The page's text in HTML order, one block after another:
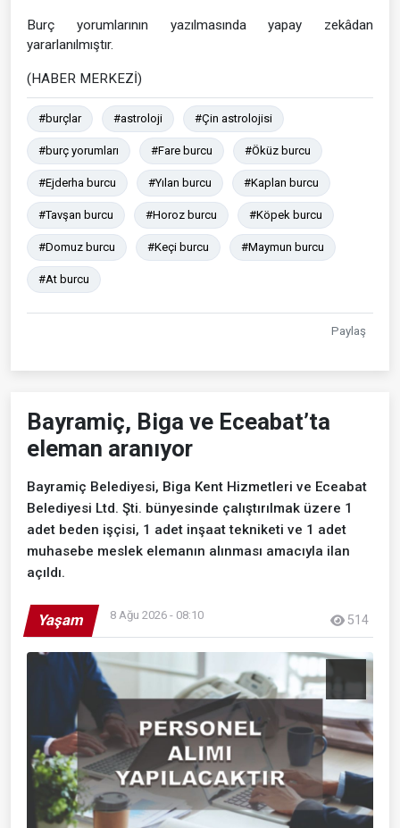
Burç yorumlarının yazılmasında yapay zekâdan
yararlanılmıştır.
(HABER MERKEZİ)
#burçlar #astroloji #Çin astrolojisi
#burç yorumları #Fare burcu #Öküz burcu
#Ejderha burcu #Yılan burcu #Kaplan burcu
#Tavşan burcu #Horoz burcu #Köpek burcu
#Domuz burcu #Keçi burcu #Maymun burcu
#At burcu
Paylaş
Bayramiç, Biga ve Eceabat’ta
eleman aranıyor
Bayramiç Belediyesi, Biga Kent Hizmetleri ve Eceabat
Belediyesi Ltd. Şti. bünyesinde çalıştırılmak üzere 1
adet beden işçisi, 1 adet inşaat tekniketi ve 1 adet
muhasebe meslek elemanın alınması amacıyla ilan
açıldı.
Yaşam 8 Ağu 2026 - 08:10 514